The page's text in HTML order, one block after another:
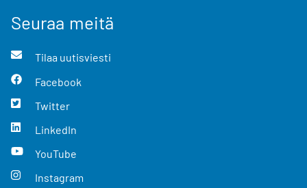
Seuraa meitä
Tilaa uutisviesti
Facebook
Twitter
LinkedIn
YouTube
Instagram